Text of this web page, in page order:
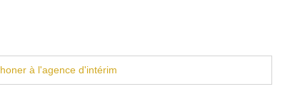
à l'agence d'intérim